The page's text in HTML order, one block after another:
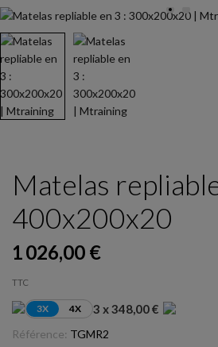
Matelas
400x200x20
1 026,00 €
TTC
3X 4X 3 x 348,00 €
Référence: TGMR2